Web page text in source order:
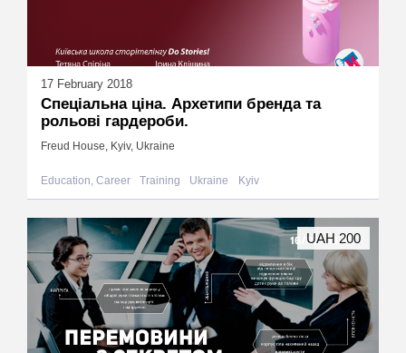
17 February 2018
Спеціальна ціна. Архетипи бренда та
рольові гардероби.
Freud House, Kyiv, Ukraine
Education, Career Training Ukraine Kyiv
UAH 200